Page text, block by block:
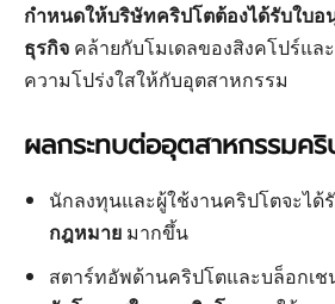
กำหนดให้บริษัทคริปโตต้องได้รับใบ
ธุรกิจ คล้ายกับโมเดลของสิงคโปร์แล
ความโปร่งใสให้กับอุตสาหกรรม
ผลกระทบต่ออุตสาหกรรมคริ
นักลงทุนและผู้ใช้งานคริปโตจะได้
กฎหมาย มากขึ้น
สตาร์ทอัพด้านคริปโตและบล็อกเ